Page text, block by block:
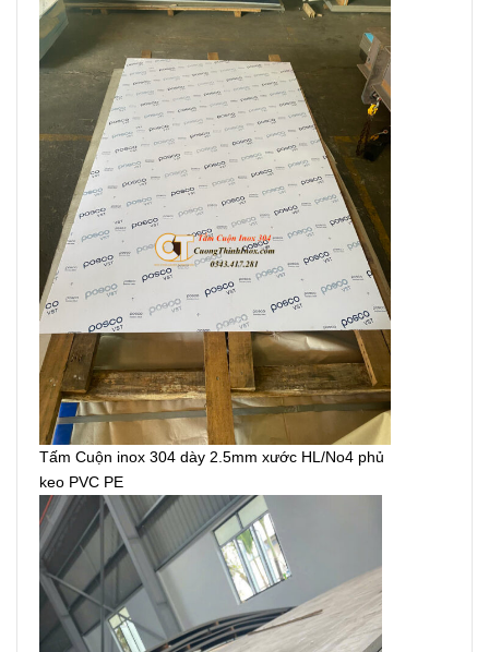
Tấm Cuộn inox 304 dày 2.5mm xước HL/No4 phủ
keo PVC PE